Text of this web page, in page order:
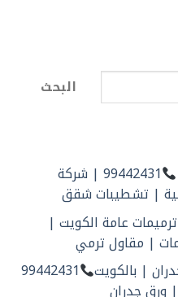
البحث
99442431 | شركة
| تشطيبات شقق
| ترميمات عامة الكويت |
| مقاول ترمي
| بالكويت
99442431
ورق جدران